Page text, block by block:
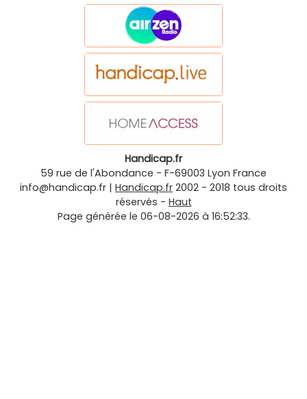
Handicap.fr
59 rue de l'Abondance - F-69003 Lyon France
info@handicap.fr | Handicap.fr 2002 - 2018 tous droits
réservés - Haut
Page générée le 06-08-2026 à 16:52:33.